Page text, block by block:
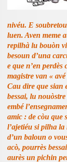
nivéu. E
luen. Aven meme
repilhà lu bouòn
besoun d’una
e que n’en perdès
magistre van «
Cau dire que sian
bessai, lu
embé
amic : de còu que
l’ajetiéu si pilha
d’un baloun o
acò, pourrès
aurès un pichin